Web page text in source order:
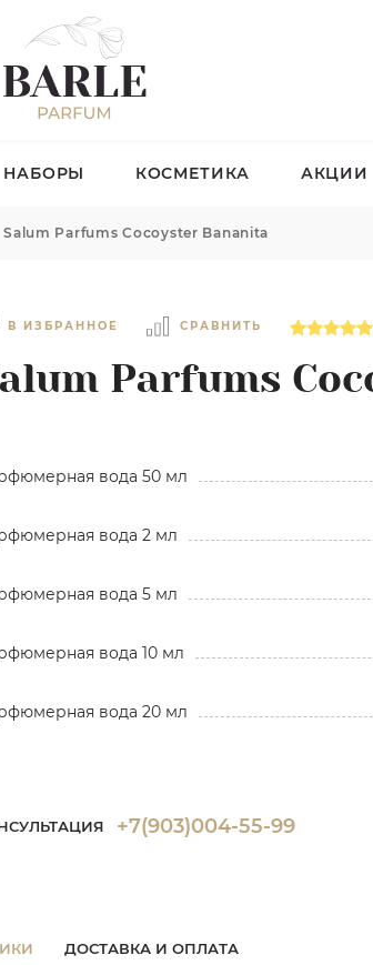
НАБОРЫ КОСМЕТИКА АКЦИИ
Salum Parfums Cocoyster Bananita
В ИЗБРАННОЕ СРАВНИТЬ
Parfums
вода 50 мл
вода 2 мл
вода 5 мл
вода 10 мл
вода 20 мл
+7(903)004-55-99
ДОСТАВКА И ОПЛАТА